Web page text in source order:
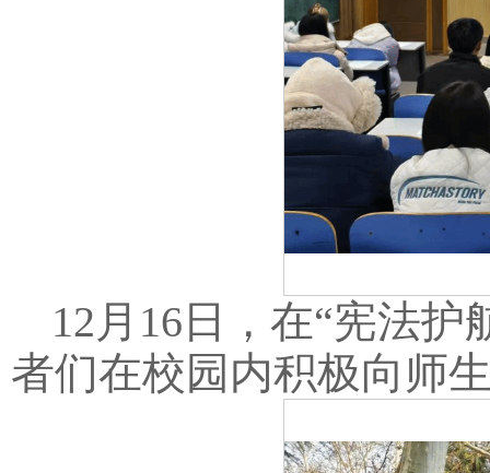
12月16日，在“宪法
者们在校园内积极向师